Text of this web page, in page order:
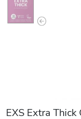
Previous
EXS Extra